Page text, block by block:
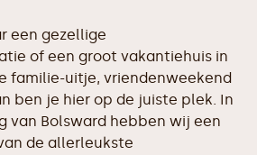
een gezellige
of een groot vakantiehuis in
familie-uitje, vriendenweekend
ben je hier op de juiste plek. In
van Bolsward hebben wij een
de allerleukste